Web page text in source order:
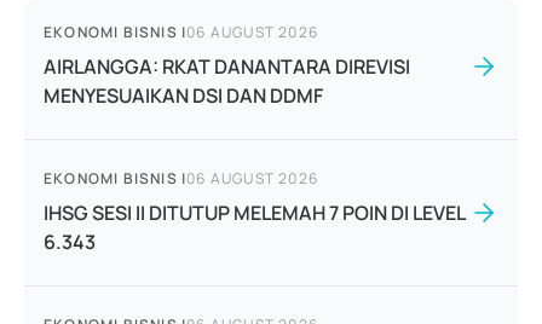
EKONOMI BISNIS |06 AUGUST 2026
AIRLANGGA: RKAT DANANTARA DIREVISI
MENYESUAIKAN DSI DAN DDMF
EKONOMI BISNIS |06 AUGUST 2026
IHSG SESI II DITUTUP MELEMAH 7 POIN DI LEVEL
6.343